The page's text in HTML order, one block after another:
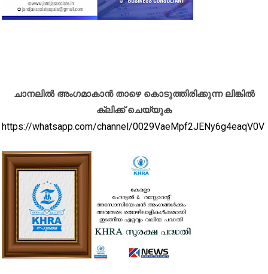
ചാനലിൽ അംഗമാകാൻ താഴെ കൊടുത്തിരിക്കുന്ന ലിങ്കിൽ
ക്ലിക്ക് ചെയ്യുക
https://whatsapp.com/channel/0029VaeMpf2JENy6g4eaqV0V